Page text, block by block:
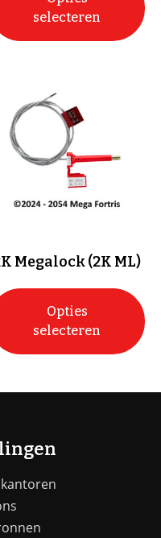
selecteren
Megalock (2K ML)
Opties
selecteren